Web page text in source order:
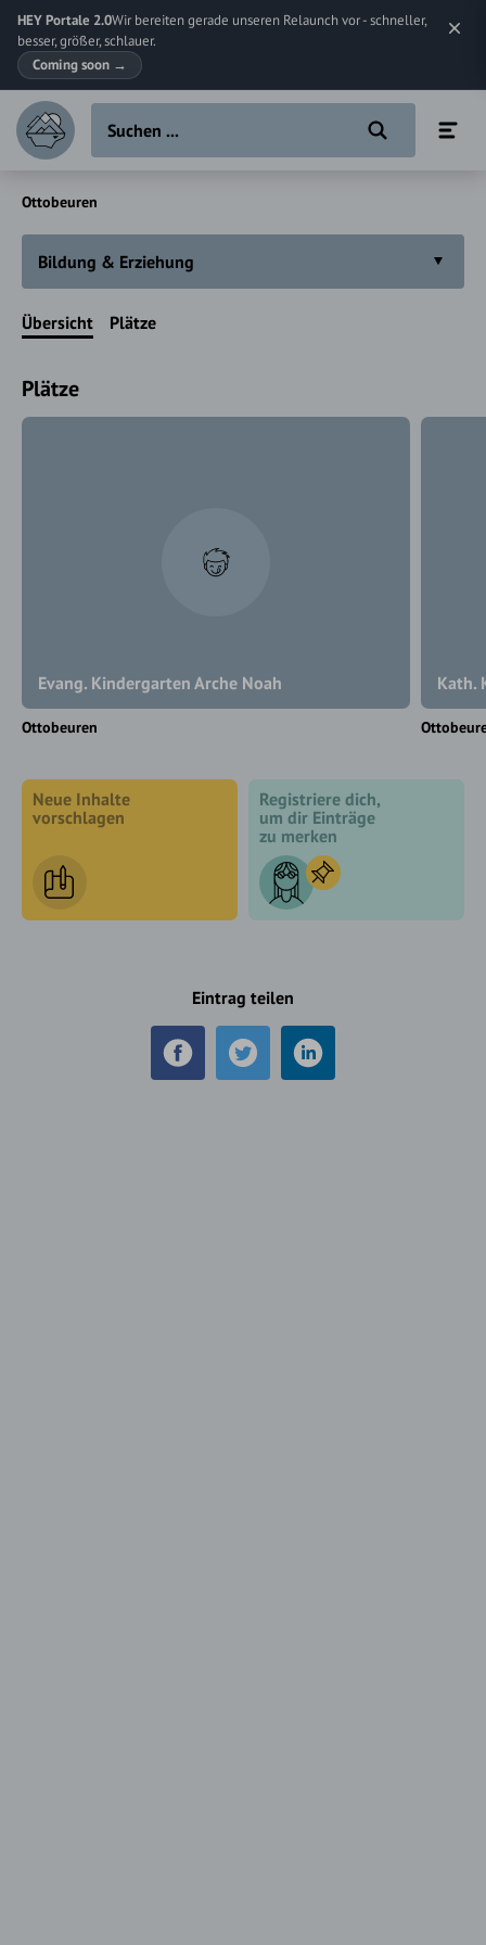
HEY Portale 2.0Wir bereiten gerade unseren Relaunch vor - schneller,
besser, größer, schlauer.
Coming soon →
Ottobeuren
Bildung & Erziehung
Übersicht Plätze
Plätze
Evang. Kindergarten Arche Noah
Ottobeuren
Kath.
Neue Inhalte
vorschlagen
Registriere dich,
um dir Einträge
zu merken
Eintrag teilen